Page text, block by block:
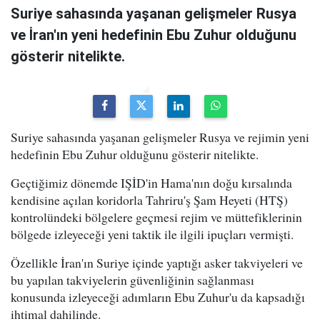
Suriye sahasında yaşanan gelişmeler Rusya
ve İran'ın yeni hedefinin Ebu Zuhur olduğunu
gösterir nitelikte.
Suriye sahasında yaşanan gelişmeler Rusya ve rejimin yeni
hedefinin Ebu Zuhur olduğunu gösterir nitelikte.
Geçtiğimiz dönemde IŞİD'in Hama'nın doğu kırsalında
kendisine açılan koridorla Tahriru'ş Şam Heyeti (HTŞ)
kontrolündeki bölgelere geçmesi rejim ve müttefiklerinin
bölgede izleyeceği yeni taktik ile ilgili ipuçları vermişti.
Özellikle İran'ın Suriye içinde yaptığı asker takviyeleri ve
bu yapılan takviyelerin güvenliğinin sağlanması
konusunda izleyeceği adımların Ebu Zuhur'u da kapsadığı
ihtimal dahilinde.